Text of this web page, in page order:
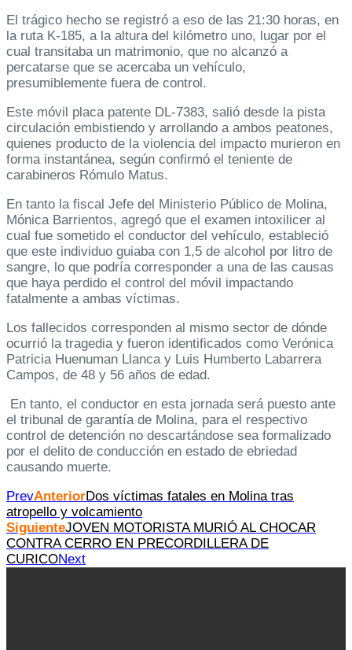
El trágico hecho se registró a eso de las 21:30 horas, en
la ruta K-185, a la altura del kilómetro uno, lugar por el
cual transitaba un matrimonio, que no alcanzó a
percatarse que se acercaba un vehículo,
presumiblemente fuera de control.
Este móvil placa patente DL-7383, salió desde la pista
circulación embistiendo y arrollando a ambos peatones,
quienes producto de la violencia del impacto murieron en
forma instantánea, según confirmó el teniente de
carabineros Rómulo Matus.
En tanto la fiscal Jefe del Ministerio Público de Molina,
Mónica Barrientos, agregó que el examen intoxilicer al
cual fue sometido el conductor del vehículo, estableció
que este individuo guiaba con 1,5 de alcohol por litro de
sangre, lo que podría corresponder a una de las causas
que haya perdido el control del móvil impactando
fatalmente a ambas víctimas.
Los fallecidos corresponden al mismo sector de dónde
ocurrió la tragedia y fueron identificados como Verónica
Patricia Huenuman Llanca y Luis Humberto Labarrera
Campos, de 48 y 56 años de edad.
En tanto, el conductor en esta jornada será puesto ante
el tribunal de garantía de Molina, para el respectivo
control de detención no descartándose sea formalizado
por el delito de conducción en estado de ebriedad
causando muerte.
PrevAnteriorDos víctimas fatales en Molina tras
atropello y volcamiento
SiguienteJOVEN MOTORISTA MURIÓ AL CHOCAR
CONTRA CERRO EN PRECORDILLERA DE
CURICONext